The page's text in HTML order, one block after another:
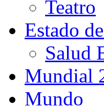
Teatro
Estado
Salud
Mundial
Mundo